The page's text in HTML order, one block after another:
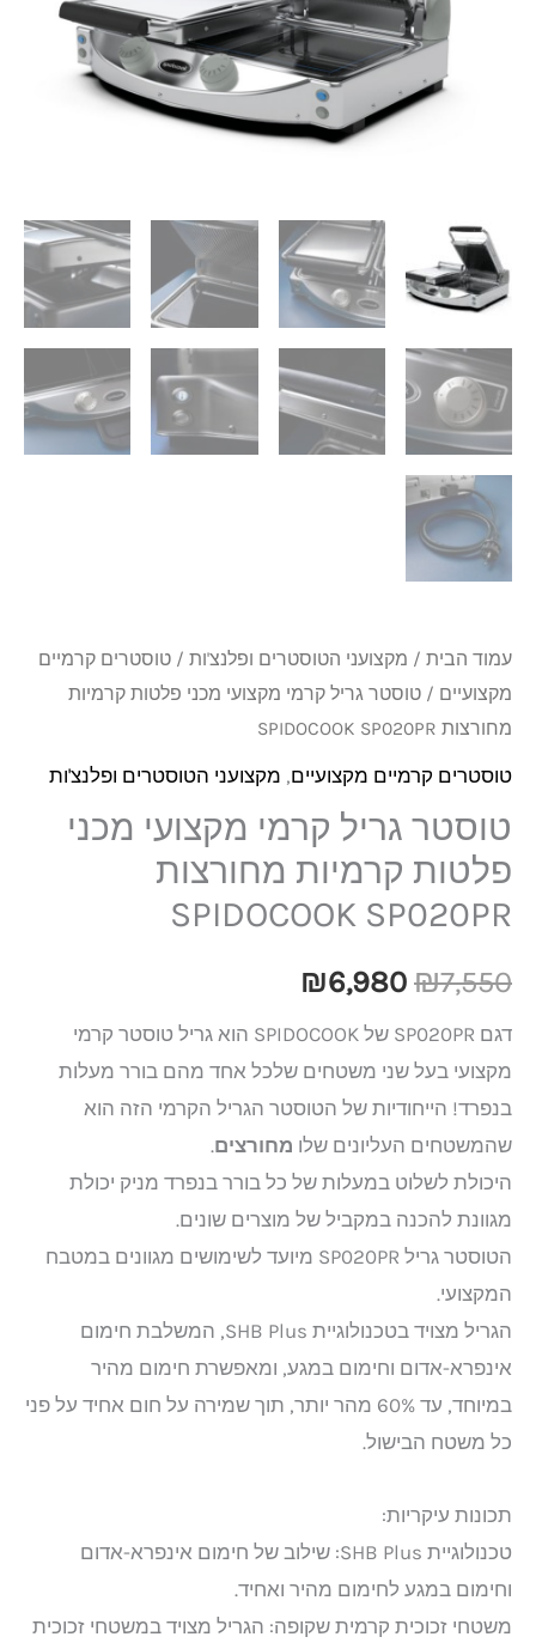
עמוד הבית / מקצועני הטוסטרים ופלנצ'ות / טוסטרים קרמיים
מקצועיים / טוסטר גריל קרמי מקצועי מכני פלטות קרמיות
מחורצות SPIDOCOOK SP020PR
טוסטרים קרמיים מקצועיים, מקצועני הטוסטרים ופלנצ'ות
טוסטר גריל קרמי מקצועי מכני
פלטות קרמיות מחורצות
SPIDOCOOK SP020PR
₪7,550
₪7,550.
₪6,980
₪6,980.
דגם SP020PR של SPIDOCOOK הוא גריל טוסטר קרמי
מקצועי בעל שני משטחים שלכל אחד מהם בורר מעלות
בנפרד! הייחודיות של הטוסטר הגריל הקרמי הזה הוא
שהמשטחים העליונים שלו מחורצים.
היכולת לשלוט במעלות של כל בורר בנפרד מניק יכולת
מגוונת להכנה במקביל של מוצרים שונים.
הטוסטר גריל SP020PR מיועד לשימושים מגוונים במטבח
המקצועי.
הגריל מצויד בטכנולוגיית SHB Plus, המשלבת חימום
אינפרא-אדום וחימום במגע, ומאפשרת חימום מהיר
במיוחד, עד 60% מהר יותר, תוך שמירה על חום אחיד על פני
כל משטח הבישול. ​
תכונות עיקריות:
טכנולוגיית SHB Plus: שילוב של חימום אינפרא-אדום
וחימום במגע לחימום מהיר ואחיד. ​
משטחי זכוכית קרמית שקופה: הגריל מצויד במשטחי זכוכית
SP020PR